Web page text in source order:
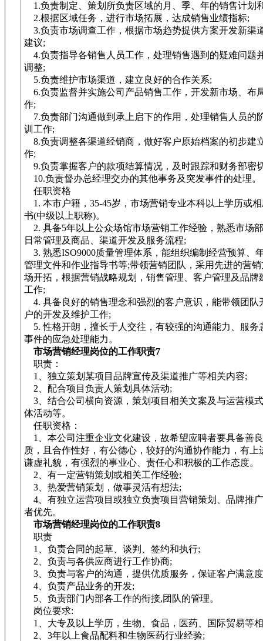
1.负责制定、策划所负责区域的月、季、年的销售计划
2.根据区域任务，进行市场拓展，达成销售业绩指标;
3.负责市场调查工作，根据市场趋势提供方案开发新渠
建议;
4.负责指导各销售人员工作，处理销售遇到的疑难问题
调整;
5.负责维护市场渠道，建立良好的合作关系;
6.负责监督并实施公司产品销售工作，开发新市场、布
作;
7.负责部门沟通做到承上启下的作用，处理销售人员的
训工作;
8.负责调整各渠道经销商，做好客户原始档案的初步建
作;
9.负责掌握客户的款项结算情况，及时跟踪和财务部密
10.负责督办总经理交办的其他事务及突发事件的处理。
任职资格
1. 本市户籍，35-45岁，市场营销专业本科以上学历或
书(中级以上职称)。
2. 具备5年以上公众场馆市场营销工作经验，熟悉市场
日常管理及商品、渠道开发及服务流程;
3. 熟悉ISO9000质量管理体系，能组织编制经营预算、
管理文件和作业指导书等;带领营销团队，采用先进的营
场开拓，根据营销战略规划，销售管理、客户管理及品牌
工作;
4. 具备良好的销售理念和强烈的客户意识，能带领团队
户的开发及维护工作;
5. 性格开朗，擅长于人交往，有较强的沟通能力、服务
事件的应急处理能力。
市场营销经理岗位的工作职责7
职责：
1、独立策划某项目品牌宣传及渠道推广等相关内容;
2、配合项目负责人策划具体活动;
3、结合公司横向资源，策划项目相关文案及与运营模
体活动等。
任职资格：
1、本公司注重企业文化建设，故希望应聘者要具备善
质，且合作性好，有公德心，较好的沟通协作能力，有上
谦虚礼貌，有强烈的事业心、责任心和积极的工作态度。
2、有一定营销策划或相关工作经验;
3、热爱营销策划，做事灵活有想法;
4、有独立运营项目或独立负责项目营销策划、品牌推
者优先。
市场营销经理岗位的工作职责8
职责
1、负责合同的起草、谈判、签约和执行;
2、负责与各供应商进行工作协商;
3、负责与客户的沟通，提供优质服务，保证客户满意
4、负责产品业务的开发;
5、负责部门内部各工作的衔接,团队的管理。
岗位要求:
1、大专及以上学历，生物、食品，医药、国际贸易等
2、3年以上食品配料和生物医药行业经验;